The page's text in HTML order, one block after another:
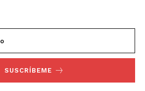
SUSCRÍBEME